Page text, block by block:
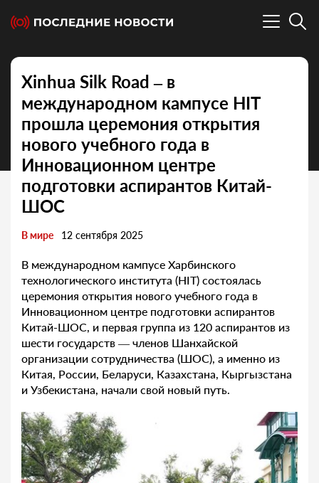
Xinhua Silk Road – в
международном кампусе HIT
прошла церемония открытия
нового учебного года в
Инновационном центре
подготовки аспирантов Китай-
ШОС
В мире 12 сентября 2025
В международном кампусе Харбинского
технологического института (HIT) состоялась
церемония открытия нового учебного года в
Инновационном центре подготовки аспирантов
Китай-ШОС, и первая группа из 120 аспирантов из
шести государств — членов Шанхайской
организации сотрудничества (ШОС), а именно из
Китая, России, Беларуси, Казахстана, Кыргызстана
и Узбекистана, начали свой новый путь.